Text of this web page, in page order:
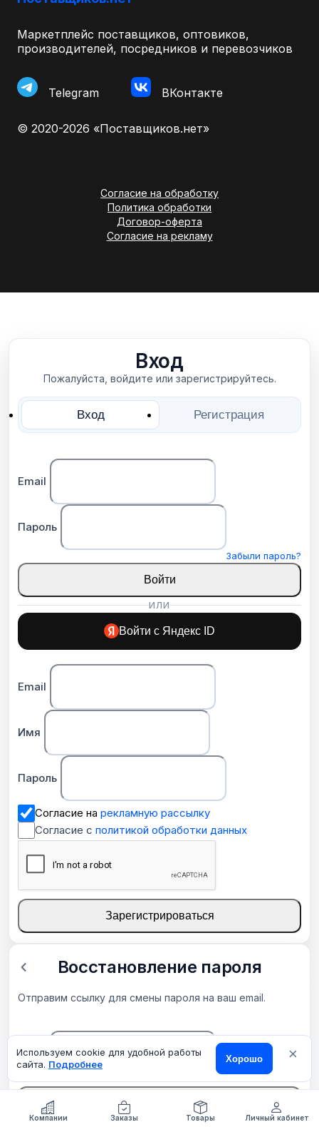
О компании Контакты Товары Еще
Маркетплейс поставщиков, оптовиков,
производителей, посредников и перевозчиков
Telegram ВКонтакте
© 2020-2026 «Поставщиков.нет»
Согласие на обработку
Политика обработки
Договор-оферта
Согласие на рекламу
Компании Заказы Товары Личный кабинет
Используем cookie для удобной работы
сайта. Подробнее Хорошо ×
Вход
Пожалуйста, войдите или зарегистрируйтесь.
Вход Регистрация
Email
Пароль
Забыли пароль?
Войти
ИЛИ
Войти с Яндекс ID
Email
Имя
Пароль
Согласие на рекламную рассылку
Согласие с политикой обработки данных
Зарегистрироваться
Восстановление пароля
Отправим ссылку для смены пароля на ваш email.
Email
Отправить ссылку